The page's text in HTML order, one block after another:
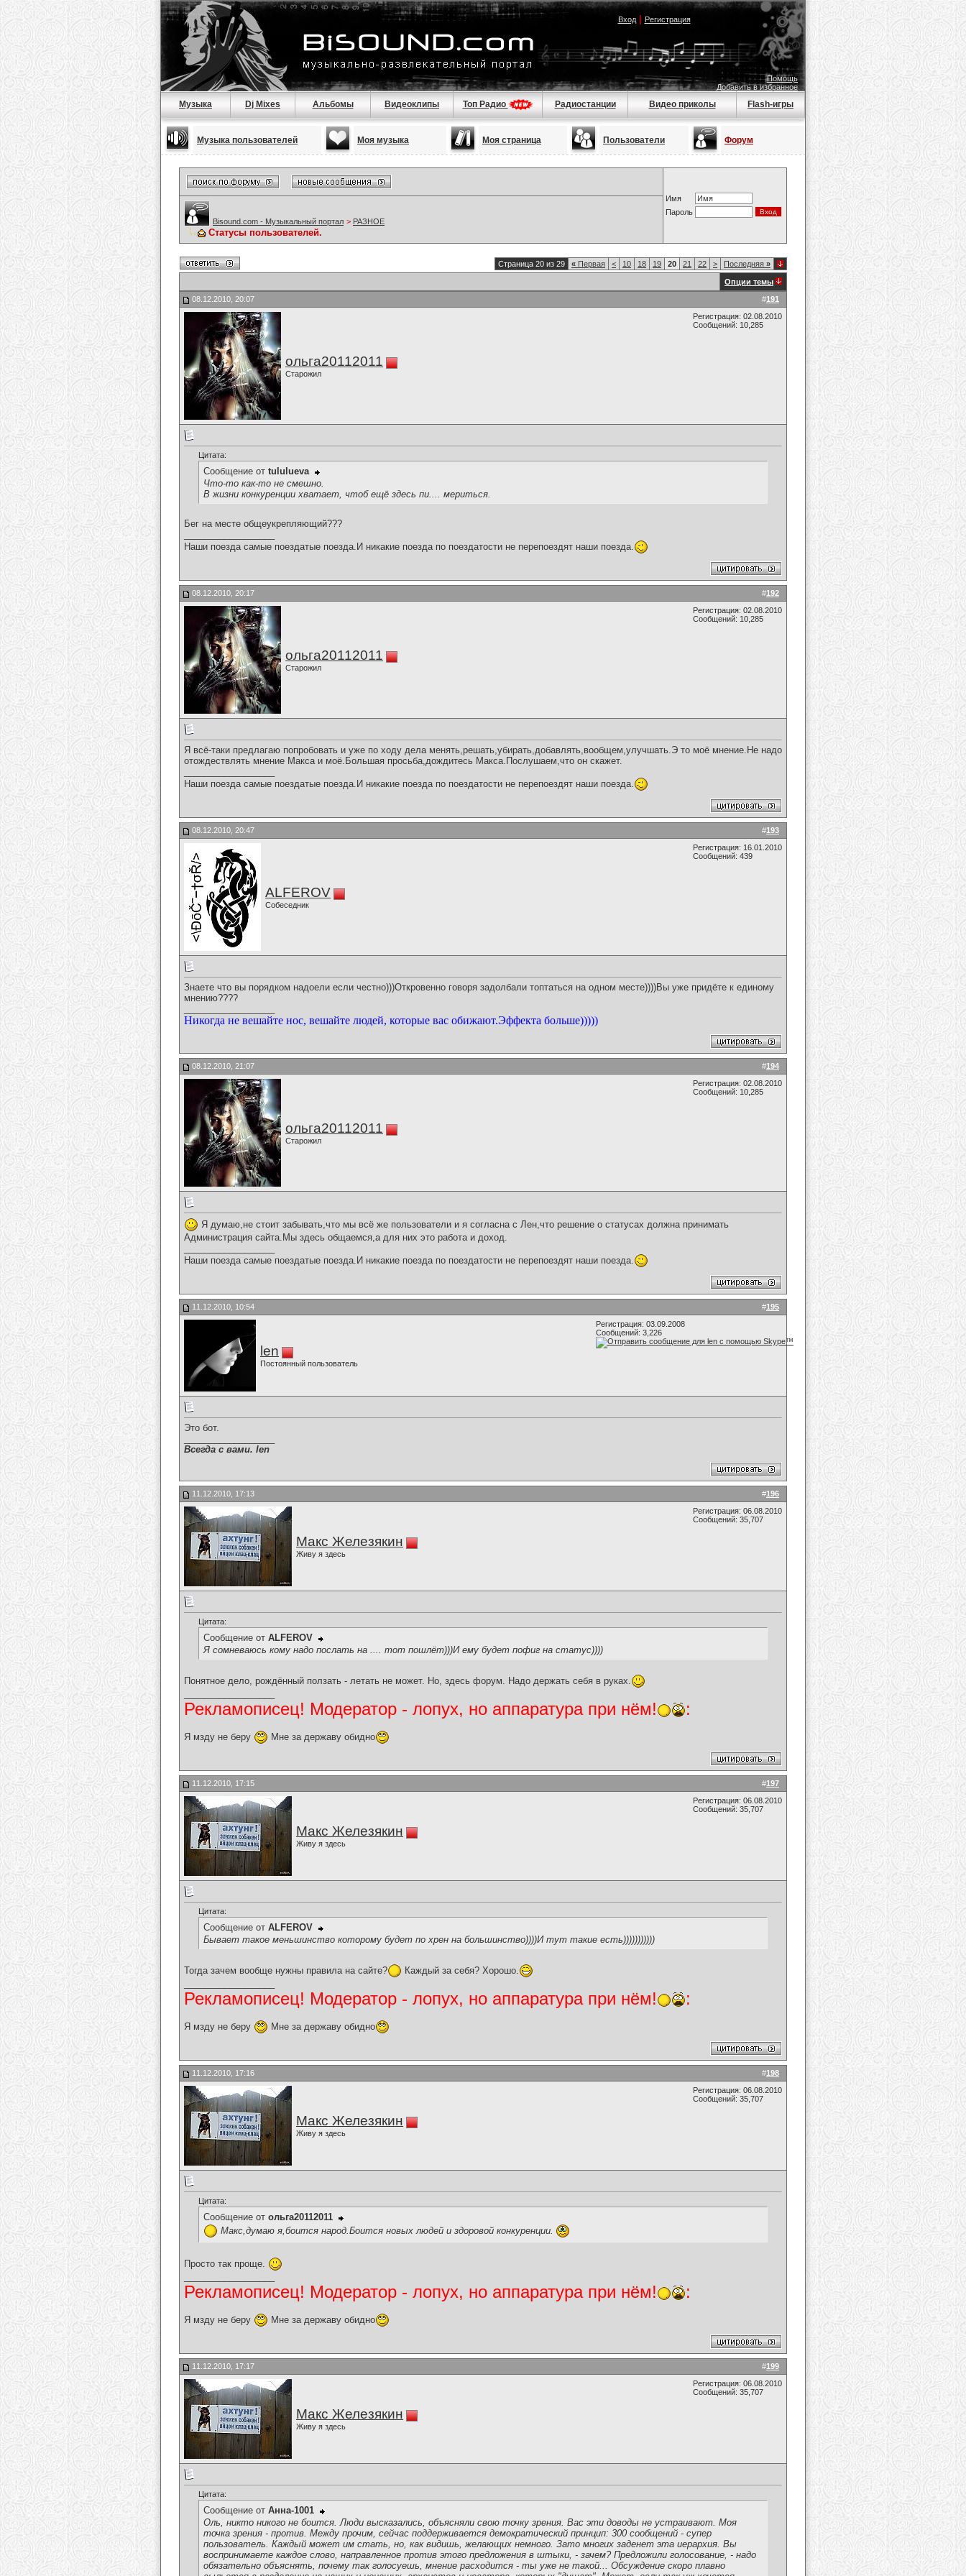
Вход| Регистрация
Помощь
Добавить в избранное
Музыка Dj Mixes Альбомы Видеоклипы Топ Радио Радиостанции Видео приколы Flash-игры
Музыка пользователей Моя музыка Моя страница Пользователи Форум
Имя
Пароль
Bisound.com - Музыкальный портал > РАЗНОЕ
Статусы пользователей.
Страница 20 из 29 « Первая < 10 18 19 20 21 22 > Последняя »
Опции темы
#191
08.12.2010, 20:07
ольга20112011
Старожил
Регистрация: 02.08.2010
Сообщений: 10,285
Цитата:
Сообщение от tululueva
Что-то как-то не смешно.
В жизни конкуренции хватает, чтоб ещё здесь пи.... мериться.
Бег на месте общеукрепляющий???
Наши поезда самые поездатые поезда.И никакие поезда по поездатости не перепоездят наши поезда.
#192
08.12.2010, 20:17
ольга20112011
Старожил
Регистрация: 02.08.2010
Сообщений: 10,285
Я всё-таки предлагаю попробовать и уже по ходу дела менять,решать,убирать,добавлять,вообщем,улучшать.Э то моё мнение.Не надо
отождествлять мнение Макса и моё.Большая просьба,дождитесь Макса.Послушаем,что он скажет.
Наши поезда самые поездатые поезда.И никакие поезда по поездатости не перепоездят наши поезда.
#193
08.12.2010, 20:47
ALFEROV
Собеседник
Регистрация: 16.01.2010
Сообщений: 439
Знаете что вы порядком надоели если честно)))Откровенно говоря задолбали топтаться на одном месте))))Вы уже придёте к единому
мнению????
Никогда не вешайте нос, вешайте людей, которые вас обижают.Эффекта больше)))))
#194
08.12.2010, 21:07
ольга20112011
Старожил
Регистрация: 02.08.2010
Сообщений: 10,285
Я думаю,не стоит забывать,что мы всё же пользователи и я согласна с Лен,что решение о статусах должна принимать
Администрация сайта.Мы здесь общаемся,а для них это работа и доход.
Наши поезда самые поездатые поезда.И никакие поезда по поездатости не перепоездят наши поезда.
#195
11.12.2010, 10:54
len
Постоянный пользователь
Регистрация: 03.09.2008
Сообщений: 3,226
Это бот.
Всегда с вами. len
#196
11.12.2010, 17:13
Макс Железякин
Живу я здесь
Регистрация: 06.08.2010
Сообщений: 35,707
Цитата:
Сообщение от ALFEROV
Я сомневаюсь кому надо послать на .... тот пошлёт)))И ему будет пофиг на статус))))
Понятное дело, рождённый ползать - летать не может. Но, здесь форум. Надо держать себя в руках.
Рекламописец! Модератор - лопух, но аппаратура при нём! :
Я мзду не беру Мне за державу обидно
#197
11.12.2010, 17:15
Макс Железякин
Живу я здесь
Регистрация: 06.08.2010
Сообщений: 35,707
Цитата:
Сообщение от ALFEROV
Бывает такое меньшинство которому будет по хрен на большинство))))И тут такие есть)))))))))))
Тогда зачем вообще нужны правила на сайте?
Каждый за себя? Хорошо.
Рекламописец! Модератор - лопух, но аппаратура при нём! :
Я мзду не беру Мне за державу обидно
#198
11.12.2010, 17:16
Макс Железякин
Живу я здесь
Регистрация: 06.08.2010
Сообщений: 35,707
Цитата:
Сообщение от ольга20112011
Макс,думаю я,боится народ.Боится новых людей и здоровой конкуренции.
Просто так проще.
Рекламописец! Модератор - лопух, но аппаратура при нём! :
Я мзду не беру Мне за державу обидно
#199
11.12.2010, 17:17
Макс Железякин
Живу я здесь
Регистрация: 06.08.2010
Сообщений: 35,707
Цитата:
Сообщение от Анна-1001
Оль, никто никого не боится. Люди высказались, объясняли свою точку зрения. Вас эти доводы не устраивают. Моя
точка зрения - против. Между прочим, сейчас поддерживается демократический принцип: 300 сообщений - супер
пользователь. Каждый может им стать, но, как видишь, желающих немного. Зато многих заденет эта иерархия. Вы
воспринимаете каждое слово, направленное против этого предложения в штыки, - зачем? Предложили голосование, - надо
обязательно объяснять, почему так голосуешь, мнение расходится - ты уже не такой... Обсуждение скоро плавно